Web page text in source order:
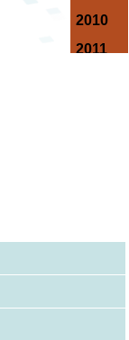
2010
2011
2019
2020